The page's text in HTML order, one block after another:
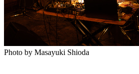
Photo by Masayuki Shioda